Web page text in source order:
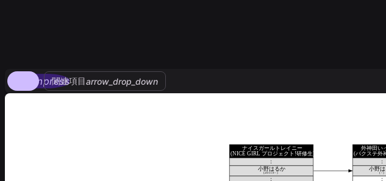
compress
関連項目arrow_drop_down